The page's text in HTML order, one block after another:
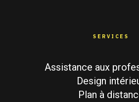
SERVICES
Assistance aux
Design
Plan à